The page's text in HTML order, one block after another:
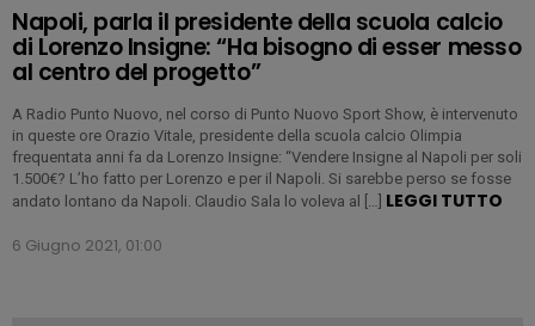
Napoli, parla il presidente della scuola calcio
di Lorenzo Insigne: “Ha bisogno di esser messo
al centro del progetto”
A Radio Punto Nuovo, nel corso di Punto Nuovo Sport Show, è intervenuto
in queste ore Orazio Vitale, presidente della scuola calcio Olimpia
frequentata anni fa da Lorenzo Insigne: “Vendere Insigne al Napoli per soli
1.500€? L’ho fatto per Lorenzo e per il Napoli. Si sarebbe perso se fosse
andato lontano da Napoli. Claudio Sala lo voleva al […] LEGGI TUTTO
6 Giugno 2021, 01:00